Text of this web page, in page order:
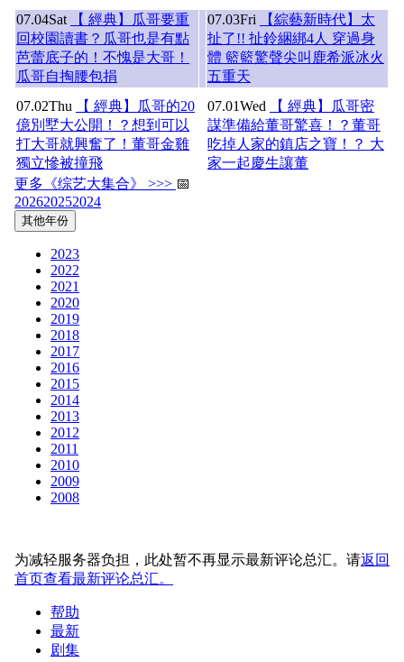
07.04Sat
【 經典】瓜哥要重
回校園讀書？瓜哥也是有點
芭蕾底子的！不愧是大哥！
瓜哥自掏腰包捐
07.03Fri
【綜藝新時代】太
扯了!! 扯鈴綑綁4人 穿過身
體 籃籃驚聲尖叫鹿希派冰火
五重天
07.02Thu
【 經典】瓜哥的20
億別墅大公開！？想到可以
打大哥就興奮了！董哥金雞
獨立慘被撞飛
07.01Wed
【 經典】瓜哥密
謀準備給董哥驚喜！？董哥
吃掉人家的鎮店之寶！？ 大
家一起慶生讓董
更多《综艺大集合》 >>> 📅
202620252024
其他年份
2023
2022
2021
2020
2019
2018
2017
2016
2015
2014
2013
2012
2011
2010
2009
2008
为减轻服务器负担，此处暂不再显示最新评论总汇。请返回
首页查看最新评论总汇。
帮助
最新
剧集